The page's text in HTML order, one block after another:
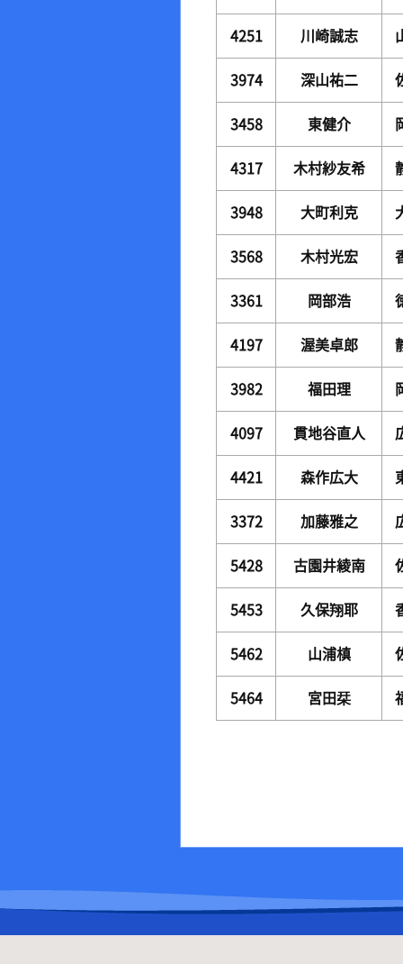
4251 川崎誠志
3974 深山祐二
3458 東健介
4317 木村紗友希
3948 大町利克
3568 木村光宏
3361 岡部浩
4197 渥美卓郎
3982 福田理
4097 貫地谷直人
4421 森作広大
3372 加藤雅之
5428 古園井綾南
5453 久保翔耶
5462 山浦槙
5464 宮田栞